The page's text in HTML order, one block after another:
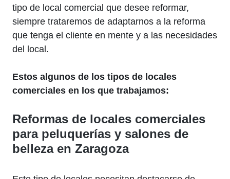
tipo de local comercial que desee reformar,
siempre trataremos de adaptarnos a la reforma
que tenga el cliente en mente y a las necesidades
del local.
Estos algunos de los tipos de locales
comerciales en los que trabajamos:
Reformas de locales comerciales
para peluquerías y salones de
belleza en Zaragoza